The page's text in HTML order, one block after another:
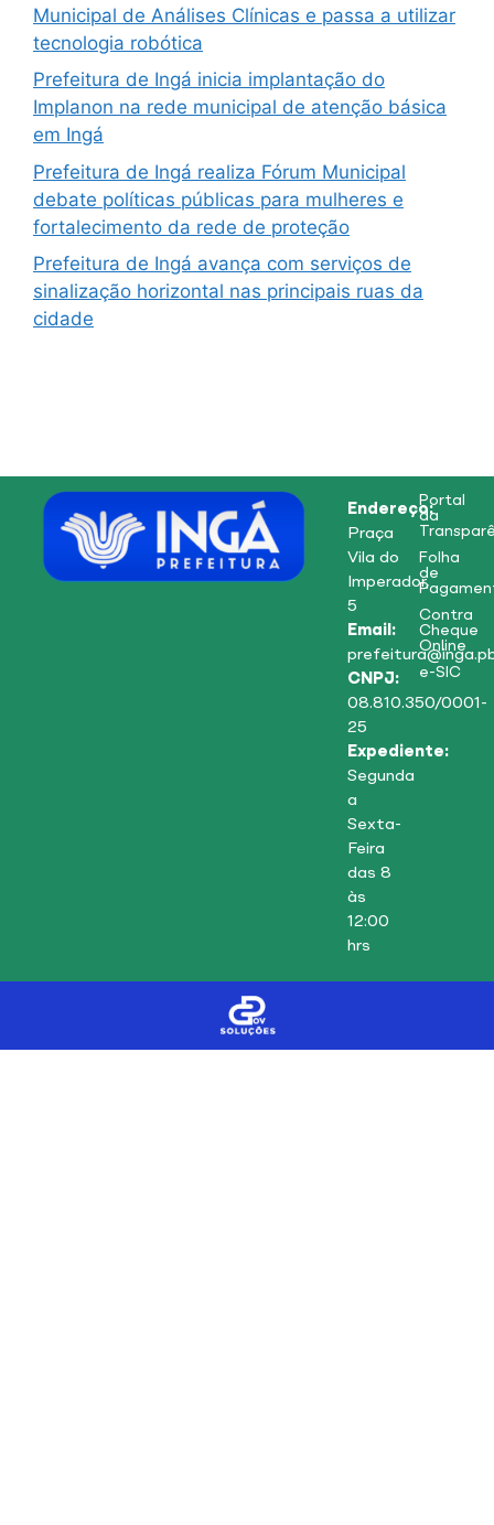
Municipal de Análises Clínicas e passa a utilizar
tecnologia robótica
Prefeitura de Ingá inicia implantação do
Implanon na rede municipal de atenção básica
em Ingá
Prefeitura de Ingá realiza Fórum Municipal
debate políticas públicas para mulheres e
fortalecimento da rede de proteção
Prefeitura de Ingá avança com serviços de
sinalização horizontal nas principais ruas da
cidade
Endereço:
Praça
Vila do
Imperador,
5
Email:
CNPJ:
08.810.350/0001-
25
Expediente:
Segunda
a
Sexta-
Feira
das 8
às
12:00
hrs
Portal
da
Folha
de
Contra
Cheque
Online
e-SIC